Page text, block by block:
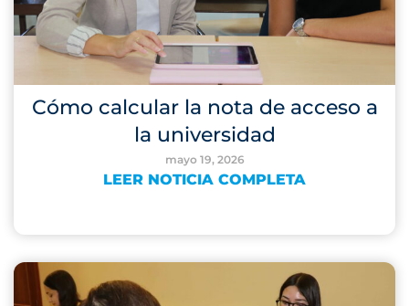
Cómo calcular la nota de acceso a
la universidad
mayo 19, 2026
LEER NOTICIA COMPLETA